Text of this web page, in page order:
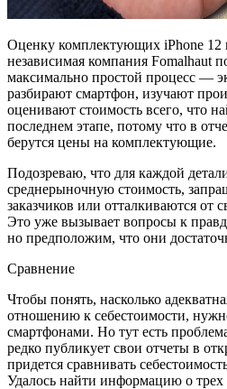
Оценку комплектующих iPhone 12
независимая компания Fomalhaut
максимально простой процесс —
разбирают смартфон, изучают
оценивают стоимость всего, что
последнем этапе, потому что в
берутся цены на комплектующие.
Подозреваю, что для каждой
среднерыночную стоимость,
заказчиков или отталкиваются от
Это уже вызывает вопросы к
но предположим, что они
Сравнение
Чтобы понять, насколько
отношению к себестоимости,
смартфонами. Но тут есть
редко публикует свои отчеты в
придется сравнивать
Удалось найти информацию о